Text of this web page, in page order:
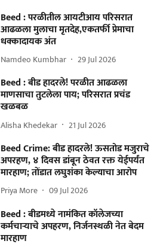
Beed : परळीतील आयटीआय परिसरात
आढळला मुलाचा मृतदेह,एकतर्फी प्रेमाचा
धक्कादायक अंत
Namdeo Kumbhar 29 Jul 2026
Beed : बीड हादरले! परळीत आढळला
माणसाचा तुटलेला पाय; परिसरात प्रचंड
खळबळ
Alisha Khedekar 21 Jul 2026
Beed Crime: बीड हादरले! ऊसतोड मजुराचे
अपरहण, ४ दिवस डांबून ठेवत रक्त येईपर्यंत
मारहाण; तोंडात लघुशंका केल्याचा आरोप
Priya More 09 Jul 2026
Beed : बीडमध्ये नामंकित कॉलेजच्या
कर्मचाऱ्याचे अपहरण, निर्जनस्थळी नेत बेदम
मारहाण